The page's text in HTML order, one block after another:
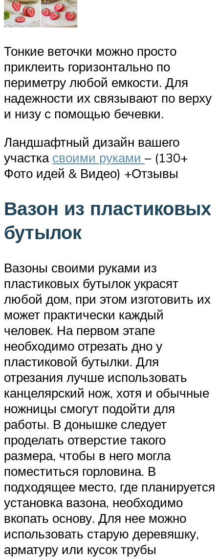
Тонкие веточки можно просто
приклеить горизонтально по
периметру любой емкости. Для
надежности их связывают по верху
и низу с помощью бечевки.
Ландшафтный дизайн вашего
участка своими руками – (130+
Фото идей & Видео) +Отзывы
Вазон из пластиковых
бутылок
Вазоны своими руками из
пластиковых бутылок украсят
любой дом, при этом изготовить их
может практически каждый
человек. На первом этапе
необходимо отрезать дно у
пластиковой бутылки. Для
отрезания лучше использовать
канцелярский нож, хотя и обычные
ножницы смогут подойти для
работы. В донышке следует
проделать отверстие такого
размера, чтобы в него могла
поместиться горловина. В
подходящее место, где планируется
установка вазона, необходимо
вкопать основу. Для нее можно
использовать старую деревяшку,
арматуру или кусок трубы